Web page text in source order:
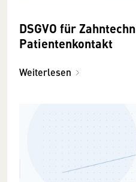
DSGVO für
Patientenkontakt
Weiterlesen